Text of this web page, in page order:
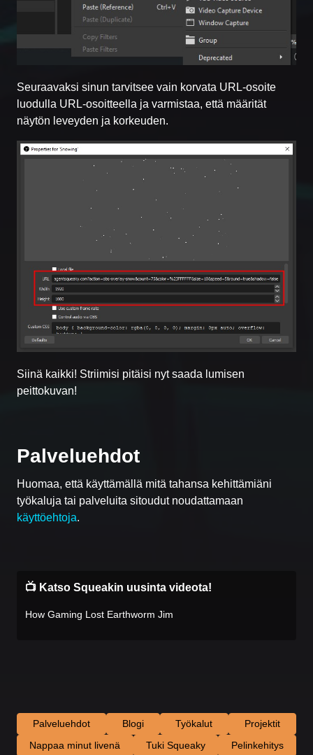
Seuraavaksi sinun tarvitsee vain korvata URL-osoite
luodulla URL-osoitteella ja varmistaa, että määrität
näytön leveyden ja korkeuden.
Siinä kaikki! Striimisi pitäisi nyt saada lumisen
peittokuvan!
Palveluehdot
Huomaa, että käyttämällä mitä tahansa kehittämiäni
työkaluja tai palveluita sitoudut noudattamaan
käyttöehtoja.
📺 Katso Squeakin uusinta videota!
How Gaming Lost Earthworm Jim
Palveluehdot Blogi Työkalut
Projektit
Nappaa minut livenä
Tuki Squeaky Pelinkehitys